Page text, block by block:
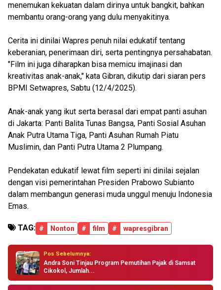
menemukan kekuatan dalam dirinya untuk bangkit, bahkan
membantu orang-orang yang dulu menyakitinya.
Cerita ini dinilai Wapres penuh nilai edukatif tentang
keberanian, penerimaan diri, serta pentingnya persahabatan.
"Film ini juga diharapkan bisa memicu imajinasi dan
kreativitas anak-anak," kata Gibran, dikutip dari siaran pers
BPMI Setwapres, Sabtu (12/4/2025).
Anak-anak yang ikut serta berasal dari empat panti asuhan
di Jakarta: Panti Balita Tunas Bangsa, Panti Sosial Asuhan
Anak Putra Utama Tiga, Panti Asuhan Rumah Piatu
Muslimin, dan Panti Putra Utama 2 Plumpang.
Pendekatan edukatif lewat film seperti ini dinilai sejalan
dengan visi pemerintahan Presiden Prabowo Subianto
dalam membangun generasi muda unggul menuju Indonesia
Emas.
TAG: # Nonton # film # wapresgibran
Pos Sebelumnya:
Andra Soni Tinjau Program Pemutihan Pajak di Samsat
Cikokol, Jumlah...